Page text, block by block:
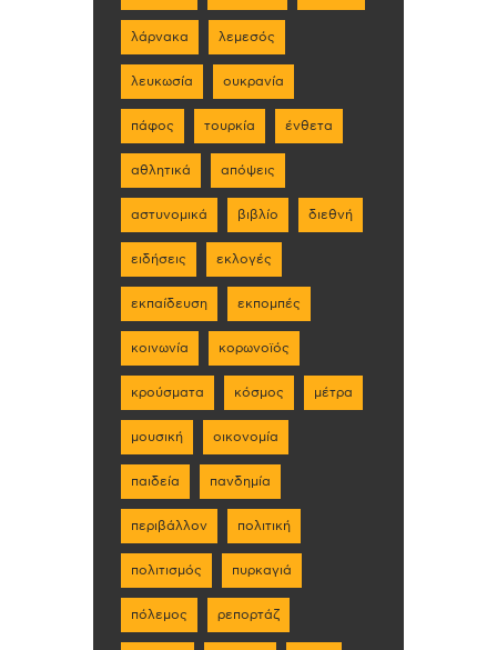
λάρνακα λεμεσός
λευκωσία ουκρανία
πάφος τουρκία ένθετα
αθλητικά απόψεις
αστυνομικά βιβλίο διεθνή
ειδήσεις εκλογές
εκπαίδευση εκπομπές
κοινωνία κορωνοϊός
κρούσματα κόσμος μέτρα
μουσική οικονομία
παιδεία πανδημία
περιβάλλον πολιτική
πολιτισμός πυρκαγιά
πόλεμος ρεπορτάζ